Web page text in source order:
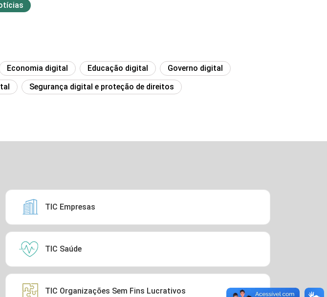
Economia digital Educação digital
Governo digital
Segurança digital e proteção de direitos
TIC Empresas
TIC Saúde
TIC Organizações Sem Fins Lucrativos